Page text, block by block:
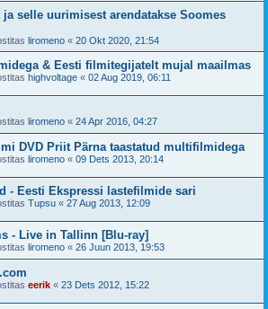
ja selle uurimisest arendatakse Soomes
liromeno « 20 Okt 2020, 21:54
& Eesti filmitegijatelt mujal maailmas
highvoltage « 02 Aug 2019, 06:11
liromeno « 24 Apr 2016, 04:27
DVD Priit Pärna taastatud multifilmidega
liromeno « 09 Dets 2013, 20:14
- Eesti Ekspressi lastefilmide sari
Tupsu « 27 Aug 2013, 12:09
- Live in Tallinn [Blu-ray]
liromeno « 26 Juun 2013, 19:53
eerik « 23 Dets 2012, 15:22